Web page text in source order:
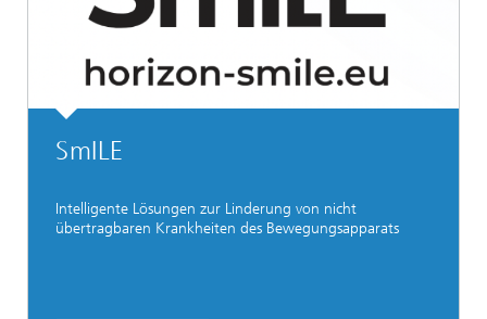
SmILE
Intelligente Lösungen zur Linderung von nicht
übertragbaren Krankheiten des Bewegungsapparats